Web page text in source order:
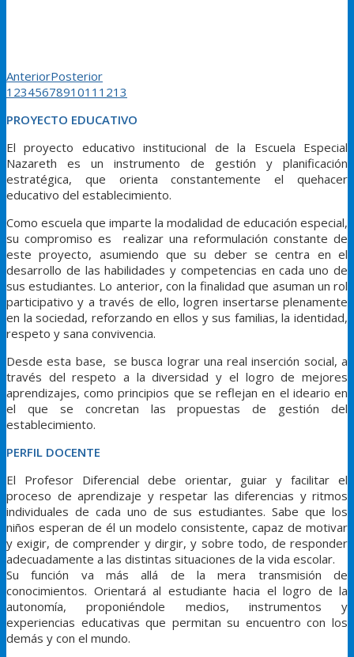
AnteriorPosterior
1 234567891011 1213
PROYECTO EDUCATIVO
El proyecto educativo institucional de la Escuela Especial
Nazareth es un instrumento de gestión y planificación
estratégica, que orienta constantemente el quehacer
educativo del establecimiento.
Como escuela que imparte la modalidad de educación especial,
su compromiso es realizar una reformulación constante de
este proyecto, asumiendo que su deber se centra en el
desarrollo de las habilidades y competencias en cada uno de
sus estudiantes. Lo anterior, con la finalidad que asuman un rol
participativo y a través de ello, logren insertarse plenamente
en la sociedad, reforzando en ellos y sus familias, la identidad,
respeto y sana convivencia.
Desde esta base, se busca lograr una real inserción social, a
través del respeto a la diversidad y el logro de mejores
aprendizajes, como principios que se reflejan en el ideario en
el que se concretan las propuestas de gestión del
establecimiento.
PERFIL DOCENTE
El Profesor Diferencial debe orientar, guiar y facilitar el
proceso de aprendizaje y respetar las diferencias y ritmos
individuales de cada uno de sus estudiantes. Sabe que los
niños esperan de él un modelo consistente, capaz de motivar
y exigir, de comprender y dirgir, y sobre todo, de responder
adecuadamente a las distintas situaciones de la vida escolar.
Su función va más allá de la mera transmisión de
conocimientos. Orientará al estudiante hacia el logro de la
autonomía, proponiéndole medios, instrumentos y
experiencias educativas que permitan su encuentro con los
demás y con el mundo.